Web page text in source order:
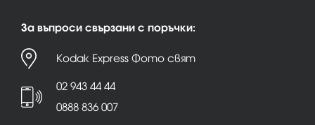
За въпроси свързани с поръчки:
Kodak Express Фото свят
02 943 44 44
0888 836 007